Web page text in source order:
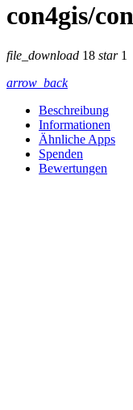
con4gis/
file_download 18 star1
arrow_back
Beschreibung
Informationen
Ähnliche Apps
Spenden
Bewertungen